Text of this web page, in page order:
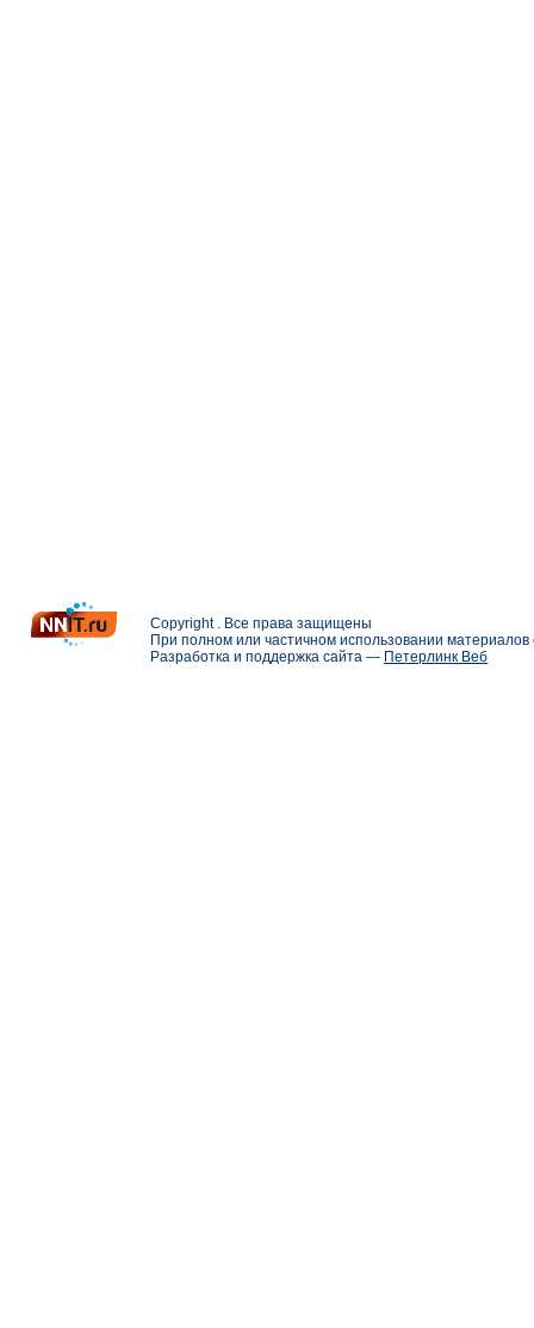
Copyright . Все права защищены
При полном или частичном использовании
Разработка и поддержка сайта — Петерлинк Веб